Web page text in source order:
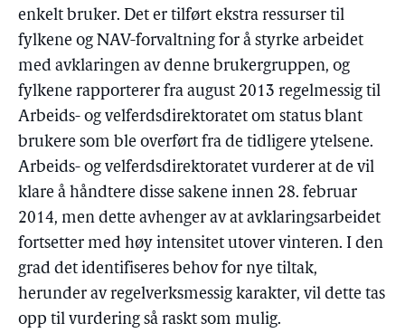
enkelt bruker. Det er tilført ekstra ressurser til
fylkene og NAV-forvaltning for å styrke arbeidet
med avklaringen av denne brukergruppen, og
fylkene rapporterer fra august 2013 regelmessig til
Arbeids- og velferdsdirektoratet om status blant
brukere som ble overført fra de tidligere ytelsene.
Arbeids- og velferdsdirektoratet vurderer at de vil
klare å håndtere disse sakene innen 28. februar
2014, men dette avhenger av at avklaringsarbeidet
fortsetter med høy intensitet utover vinteren. I den
grad det identifiseres behov for nye tiltak,
herunder av regelverksmessig karakter, vil dette tas
opp til vurdering så raskt som mulig.